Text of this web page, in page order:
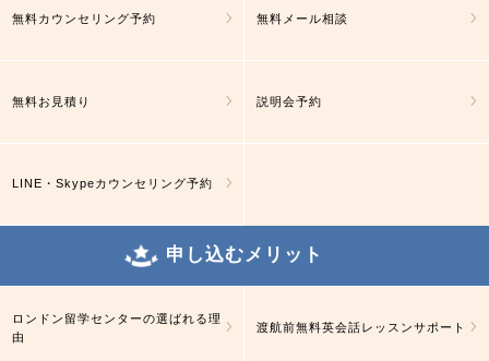
無料カウンセリング予約 無料メール相談
無料お見積り 説明会予約
LINE・Skypeカウンセリング予約
申し込むメリット
ロンドン留学センターの選ばれる理
由
渡航前無料英会話レッスンサポート